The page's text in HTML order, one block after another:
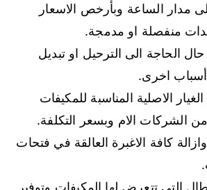
مدار الساعة وبأرخص الاسعار
منفصلة او مدمجة.
الحاجة الى الترحيل او تبديل
أسباب اخرى.
الاصلية المناسبة للمكيفات
الشركات الام وبسعر التكلفة.
كافة الاغبرة العالقة في فتحات
التي تتعرض لها المكيفات وتوفير